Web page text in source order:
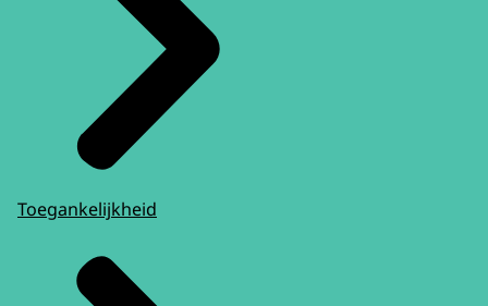
Toegankelijkheid